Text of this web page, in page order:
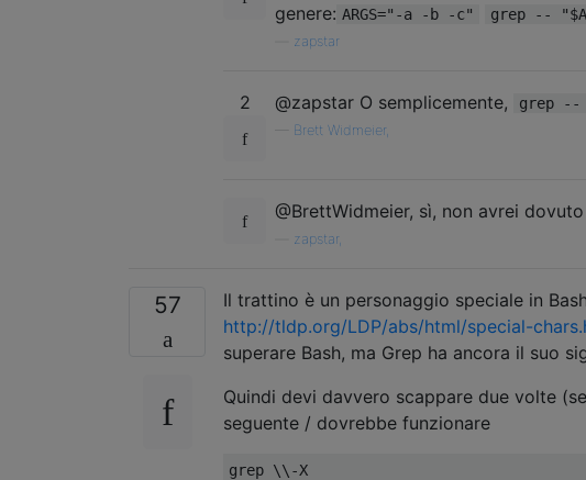
genere: ARGS="-a -b -c" grep --
zapstar
2 @zapstar O semplicemente, grep --
Brett Widmeier,
@BrettWidmeier, sì, non avrei
zapstar,
57
Il trattino è un personaggio speciale in
http://tldp.org/LDP/abs/html/special-
superare Bash, ma Grep ha ancora il suo
Quindi devi davvero scappare due volte
seguente / dovrebbe funzionare
grep \\-X